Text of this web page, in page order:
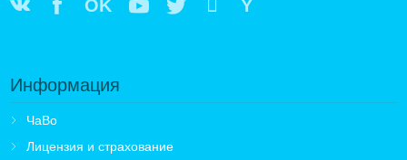
OK Y
Информация
ЧаВо
Лицензия и страхование